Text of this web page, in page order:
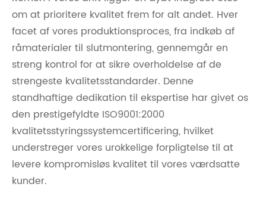
om at prioritere kvalitet frem for alt andet. Hver
facet af vores produktionsproces, fra indkøb af
råmaterialer til slutmontering, gennemgår en
streng kontrol for at sikre overholdelse af de
strengeste kvalitetsstandarder. Denne
standhaftige dedikation til ekspertise har givet os
den prestigefyldte ISO9001:2000
kvalitetsstyringssystemcertificering, hvilket
understreger vores urokkelige forpligtelse til at
levere kompromisløs kvalitet til vores værdsatte
kunder.